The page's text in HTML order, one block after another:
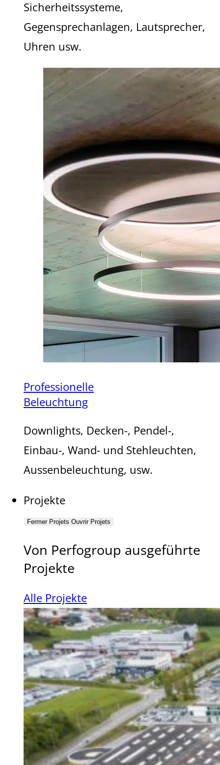
Sicherheitssysteme,
Gegensprechanlagen, Lautsprecher,
Uhren usw.
Professionelle
Beleuchtung
Downlights, Decken-, Pendel-,
Einbau-, Wand- und Stehleuchten,
Aussenbeleuchtung, usw.
Projekte
Fermer Projets Ouvrir Projets
Von Perfogroup ausgeführte
Projekte
Alle Projekte